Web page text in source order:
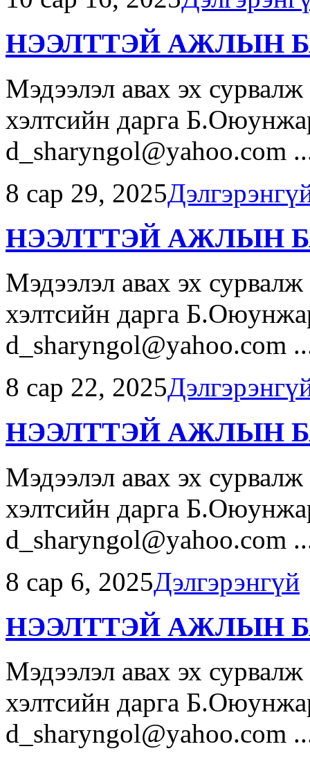
НЭЭЛТТЭЙ АЖЛЫН
Мэдээлэл авах эх
хэлтсийн дарга
d_sharyngol@yahoo.com
8 сар 29, 2025
НЭЭЛТТЭЙ АЖЛЫН
Мэдээлэл авах эх
хэлтсийн дарга
d_sharyngol@yahoo.com
8 сар 22, 2025
НЭЭЛТТЭЙ АЖЛЫН
Мэдээлэл авах эх
хэлтсийн дарга
d_sharyngol@yahoo.com
8 сар 6, 2025Дэлгэрэнгүй
НЭЭЛТТЭЙ АЖЛЫН
Мэдээлэл авах эх
хэлтсийн дарга
d_sharyngol@yahoo.com